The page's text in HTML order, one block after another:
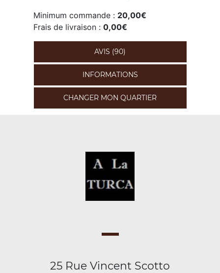
Minimum commande : 20,00€
Frais de livraison : 0,00€
AVIS (90)
INFORMATIONS
CHANGER MON QUARTIER
25 Rue Vincent Scotto